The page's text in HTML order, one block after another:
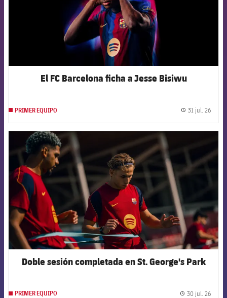
El FC Barcelona ficha a Jesse Bisiwu
PRIMER EQUIPO 31 jul. 26
FCB Barcelona badge
Doble sesión completada en St. George's Park
PRIMER EQUIPO 30 jul. 26